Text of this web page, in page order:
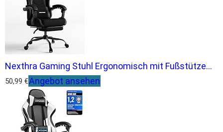
Nexthra Gaming Stuhl Ergonomisch mit Fußstütze...
50,99 €Angebot ansehen